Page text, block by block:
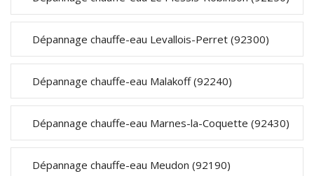
Dépannage chauffe-eau Levallois-Perret (92300)
Dépannage chauffe-eau Malakoff (92240)
Dépannage chauffe-eau Marnes-la-Coquette (92430)
Dépannage chauffe-eau Meudon (92190)